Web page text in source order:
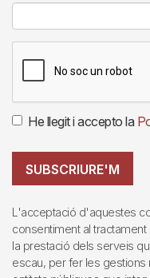
He llegit i accepto la
SUBSCRIURE'M
L'acceptació d'aquestes
consentiment al
la prestació dels serveis
escau, per fer les